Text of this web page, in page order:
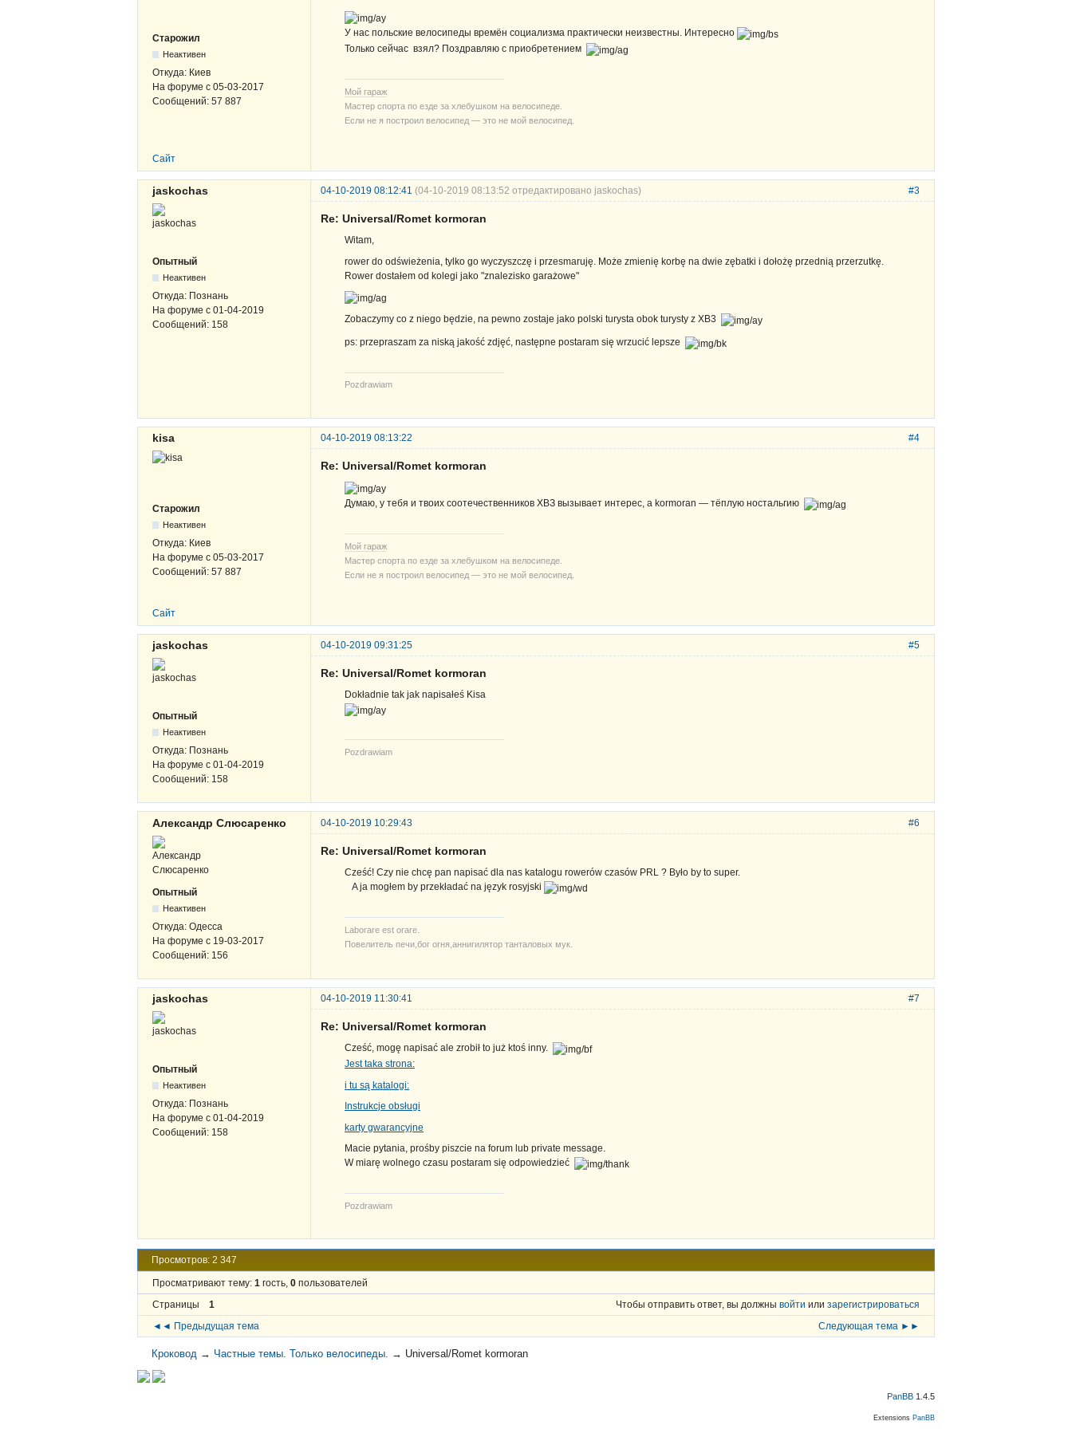
Старожил
Неактивен
Откуда: Киев
На форуме с 05-03-2017
Сообщений: 57 887
У нас польские велосипеды времён социализма практически неизвестны. Интересно
Только сейчас взял? Поздравляю с приобретением
Мой гараж
Мастер спорта по езде за хлебушком на велосипеде.
Если не я построил велосипед — это не мой велосипед.
Сайт
#3
jaskochas 04-10-2019 08:12:41 (04-10-2019 08:13:52 отредактировано jaskochas)
Опытный
Неактивен
Откуда: Познань
На форуме с 01-04-2019
Сообщений: 158
Re: Universal/Romet kormoran
Witam,
rower do odświeżenia, tylko go wyczyszczę i przesmaruję. Może zmienię korbę na dwie zębatki i dołożę przednią przerzutkę.
Rower dostałem od kolegi jako "znalezisko garażowe"
Zobaczymy co z niego będzie, na pewno zostaje jako polski turysta obok turysty z XB3
ps: przepraszam za niską jakość zdjęć, następne postaram się wrzucić lepsze
Pozdrawiam
#4
kisa 04-10-2019 08:13:22
Старожил
Неактивен
Откуда: Киев
На форуме с 05-03-2017
Сообщений: 57 887
Re: Universal/Romet kormoran
Думаю, у тебя и твоих соотечественников ХВЗ вызывает интерес, а kormoran — тёплую ностальгию
Мой гараж
Мастер спорта по езде за хлебушком на велосипеде.
Если не я построил велосипед — это не мой велосипед.
Сайт
#5
jaskochas 04-10-2019 09:31:25
Опытный
Неактивен
Откуда: Познань
На форуме с 01-04-2019
Сообщений: 158
Re: Universal/Romet kormoran
Dokładnie tak jak napisałeś Kisa
Pozdrawiam
#6
Александр Слюсаренко 04-10-2019 10:29:43
Опытный
Неактивен
Откуда: Одесса
На форуме с 19-03-2017
Сообщений: 156
Re: Universal/Romet kormoran
Cześć! Czy nie chcę pan napisać dla nas katalogu rowerów czasów PRL ? Było by to super.
A ja mogłem by przekładać na język rosyjski
Laborare est orare.
Повелитель печи,бог огня,аннигилятор танталовых мук.
#7
jaskochas 04-10-2019 11:30:41
Опытный
Неактивен
Откуда: Познань
На форуме с 01-04-2019
Сообщений: 158
Re: Universal/Romet kormoran
Cześć, mogę napisać ale zrobił to już ktoś inny.
Jest taka strona:
i tu są katalogi:
Instrukcje obsługi
karty gwarancyjne
Macie pytania, prośby piszcie na forum lub private message.
W miarę wolnego czasu postaram się odpowiedzieć
Pozdrawiam
Просмотров: 2 347
Просматривают тему: 1 гость, 0 пользователей
Страницы
1 Чтобы отправить ответ, вы должны войти или зарегистрироваться
◄◄ Предыдущая тема
Следующая тема ►►
Кроковод → Частные темы. Только велосипеды. → Universal/Romet kormoran
PanBB 1.4.5
Extensions PanBB